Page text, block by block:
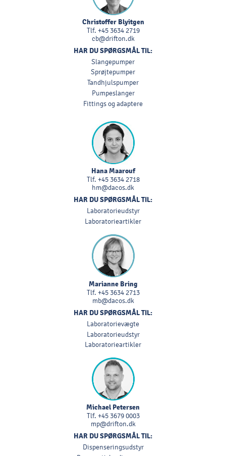
Christoffer Blyitgen
Tlf. +45 3634 2719
cb@drifton.dk
HAR DU SPØRGSMÅL TIL:
Slangepumper
Sprøjtepumper
Tandhjulspumper
Pumpeslanger
Fittings og adaptere
Hana Maarouf
Tlf. +45 3634 2718
hm@dacos.dk
HAR DU SPØRGSMÅL TIL:
Laboratorieudstyr
Laboratorieartikler
Marianne Bring
Tlf. +45 3634 2713
mb@dacos.dk
HAR DU SPØRGSMÅL TIL:
Laboratorievægte
Laboratorieudstyr
Laboratorieartikler
Michael Petersen
Tlf. +45 3679 0003
mp@drifton.dk
HAR DU SPØRGSMÅL TIL:
Dispenseringsudstyr